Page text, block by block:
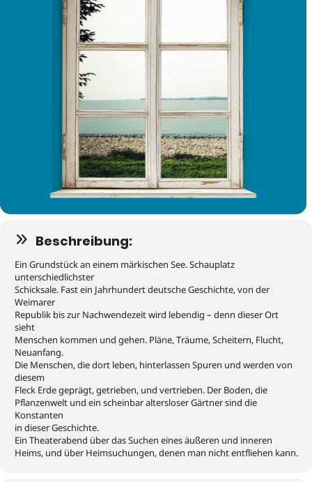
Beschreibung:
Ein Grundstück an einem märkischen See. Schauplatz
unterschiedlichster
Schicksale. Fast ein Jahrhundert deutsche Geschichte, von der
Weimarer
Republik bis zur Nachwendezeit wird lebendig – denn dieser Ort
sieht
Menschen kommen und gehen. Pläne, Träume, Scheitern, Flucht,
Neuanfang.
Die Menschen, die dort leben, hinterlassen Spuren und werden von
diesem
Fleck Erde geprägt, getrieben, und vertrieben. Der Boden, die
Pflanzenwelt und ein scheinbar altersloser Gärtner sind die
Konstanten
in dieser Geschichte.
Ein Theaterabend über das Suchen eines äußeren und inneren
Heims, und über Heimsuchungen, denen man nicht entfliehen kann.